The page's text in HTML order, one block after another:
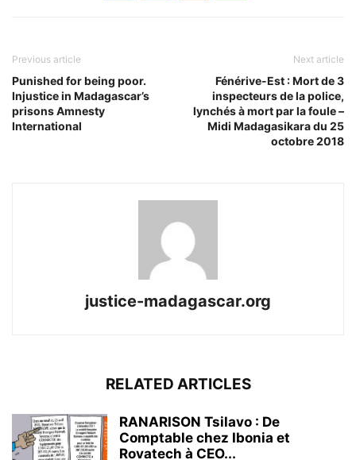
Previous article
Punished for being poor.
Injustice in Madagascar’s
prisons Amnesty
International
Next article
Fénérive-Est : Mort de 3
inspecteurs de la police,
lynchés à mort par la foule –
Midi Madagasikara du 25
octobre 2018
justice-madagascar.org
RELATED ARTICLES
RANARISON Tsilavo : De
Comptable chez Ibonia et
Rovatech à CEO...